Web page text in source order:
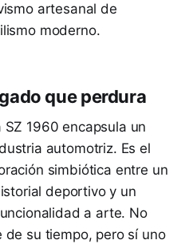
artesanal de
moderno.
que perdura
1960 encapsula un
automotriz. Es el
simbiótica entre un
deportivo y un
a arte. No
su tiempo, pero sí uno